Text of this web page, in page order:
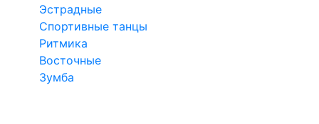
Эстрадные
Спортивные танцы
Ритмика
Восточные
Зумба